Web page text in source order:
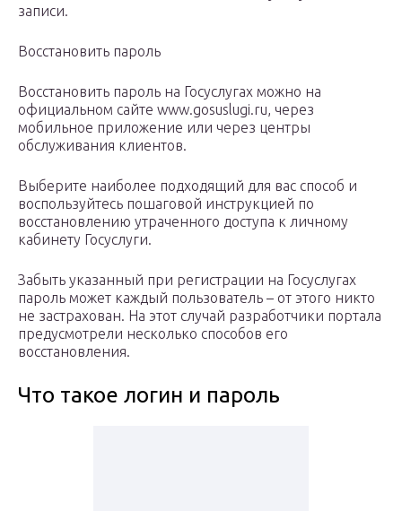
записи.
Восстановить пароль
Восстановить пароль на Госуслугах можно на
официальном сайте www.gosuslugi.ru, через
мобильное приложение или через центры
обслуживания клиентов.
Выберите наиболее подходящий для вас способ и
воспользуйтесь пошаговой инструкцией по
восстановлению утраченного доступа к личному
кабинету Госуслуги.
Забыть указанный при регистрации на Госуслугах
пароль может каждый пользователь – от этого никто
не застрахован. На этот случай разработчики портала
предусмотрели несколько способов его
восстановления.
Что такое логин и пароль